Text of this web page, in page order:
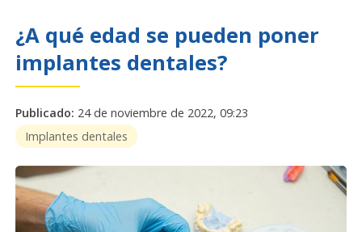
¿A qué edad se pueden poner
implantes dentales?
Publicado: 24 de noviembre de 2022, 09:23
Implantes dentales